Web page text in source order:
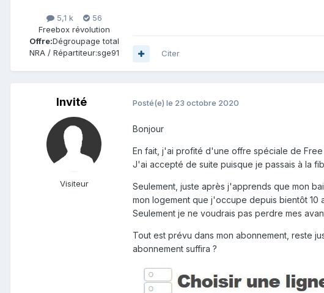
5,1 k
56
Freebox révolution
Offre:Dégroupage total
NRA / Répartiteur:sge91 Citer
Invité
Visiteur
Posté(e) le 23 octobre 2020
Bonjour
En fait, j'ai profité d'une offre spéciale de
J'ai accepté de suite puisque je passais à la
Seulement, juste après j'apprends que mon
mon logement que j'occupe depuis bientôt 10
Seulement je ne voudrais pas perdre mes
Tout est prévu dans mon abonnement, reste
abonnement suffira ?